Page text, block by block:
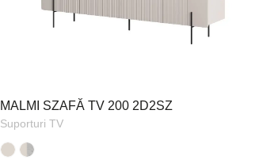
MALMI SZAFĂ TV 200 2D2SZ
Suporturi TV